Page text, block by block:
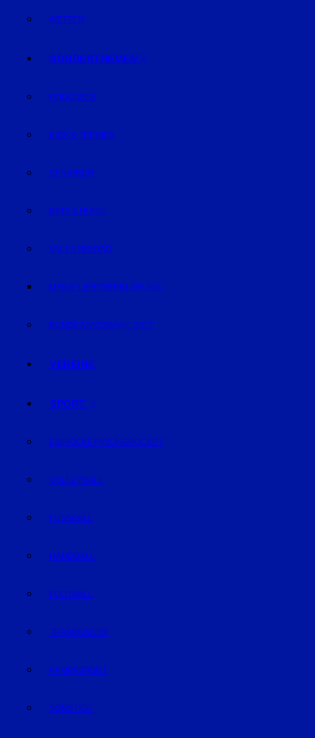
WETTER
SONDERTHEMEN
PODCASTS
KIDS & TEENIES
SENIOREN
KATZ & HUND
VALENTINSTAG
MEINE LIEBESERKLÄRUNG
BUNDESTAGSWAHL 2017
VEREINE
SPORT
EISHOCKEY/INLINEHOCKEY
VOLLEYBALL
FUSSBALL
HANDBALL
FOOTBALL
TRABRENNEN
KAMPFSPORT
SONSTIGE